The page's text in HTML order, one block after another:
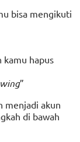
bisa mengikuti
kamu hapus
”
menjadi akun
di bawah